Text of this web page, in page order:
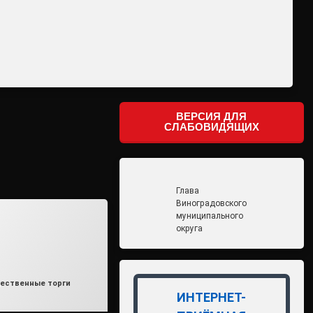
торги
ВЕРСИЯ ДЛЯ
СЛАБОВИДЯЩИХ
Глава
Виноградовского
муниципального
округа
ИНТЕРНЕТ-